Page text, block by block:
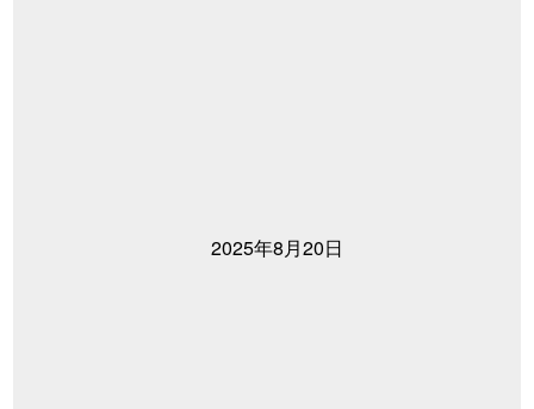
2025年8月20日